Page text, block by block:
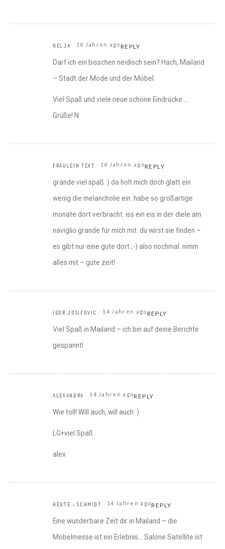
NELJA 14 Jahren agoREPLY
Darf ich ein bisschen neidisch sein? Hach, Mailand
– Stadt der Mode und der Möbel.
Viel Spaß und viele neue schöne Eindrücke …
Grüße! N.
FRÄULEIN TEXT 14 Jahren agoREPLY
grande viel spaß :) da holt mich doch glatt ein
wenig die melancholie ein. habe so großartige
monate dort verbracht. iss ein eis in der diele am
naviglio grande für mich mit. du wirst sie finden –
es gibt nur eine gute dort ;-) also nochmal: nimm
alles mit – gute zeit!
IGOR JOSIFOVIC 14 Jahren agoREPLY
Viel Spaß in Mailand – ich bin auf deine Berichte
gespannt!
ALEXANDRA 14 Jahren agoREPLY
Wie toll! Will auch, will auch :)
LG+viel Spaß
alex
HEUTE - SCHMIDT 14 Jahren agoREPLY
Eine wunderbare Zeit dir in Mailand – die
Möbelmesse ist ein Erlebnis… Salone Satellite ist